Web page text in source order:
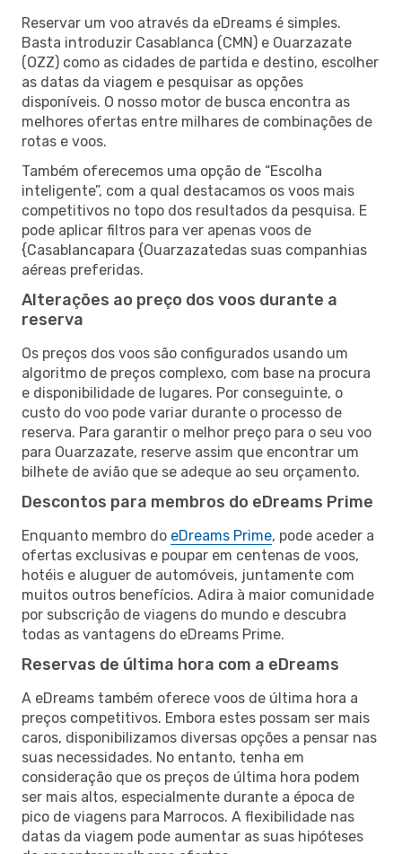
Reservar um voo através da eDreams é simples.
Basta introduzir Casablanca (CMN) e Ouarzazate
(OZZ) como as cidades de partida e destino, escolher
as datas da viagem e pesquisar as opções
disponíveis. O nosso motor de busca encontra as
melhores ofertas entre milhares de combinações de
rotas e voos.
Também oferecemos uma opção de “Escolha
inteligente”, com a qual destacamos os voos mais
competitivos no topo dos resultados da pesquisa. E
pode aplicar filtros para ver apenas voos de
{Casablancapara {Ouarzazatedas suas companhias
aéreas preferidas.
Alterações ao preço dos voos durante a
reserva
Os preços dos voos são configurados usando um
algoritmo de preços complexo, com base na procura
e disponibilidade de lugares. Por conseguinte, o
custo do voo pode variar durante o processo de
reserva. Para garantir o melhor preço para o seu voo
para Ouarzazate, reserve assim que encontrar um
bilhete de avião que se adeque ao seu orçamento.
Descontos para membros do eDreams Prime
Enquanto membro do eDreams Prime, pode aceder a
ofertas exclusivas e poupar em centenas de voos,
hotéis e aluguer de automóveis, juntamente com
muitos outros benefícios. Adira à maior comunidade
por subscrição de viagens do mundo e descubra
todas as vantagens do eDreams Prime.
Reservas de última hora com a eDreams
A eDreams também oferece voos de última hora a
preços competitivos. Embora estes possam ser mais
caros, disponibilizamos diversas opções a pensar nas
suas necessidades. No entanto, tenha em
consideração que os preços de última hora podem
ser mais altos, especialmente durante a época de
pico de viagens para Marrocos. A flexibilidade nas
datas da viagem pode aumentar as suas hipóteses